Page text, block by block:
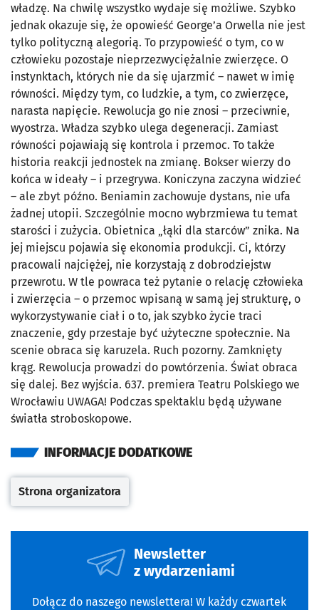
władzę. Na chwilę wszystko wydaje się możliwe. Szybko
jednak okazuje się, że opowieść George’a Orwella nie jest
tylko polityczną alegorią. To przypowieść o tym, co w
człowieku pozostaje nieprzezwyciężalnie zwierzęce. O
instynktach, których nie da się ujarzmić – nawet w imię
równości. Między tym, co ludzkie, a tym, co zwierzęce,
narasta napięcie. Rewolucja go nie znosi – przeciwnie,
wyostrza. Władza szybko ulega degeneracji. Zamiast
równości pojawiają się kontrola i przemoc. To także
historia reakcji jednostek na zmianę. Bokser wierzy do
końca w ideały – i przegrywa. Koniczyna zaczyna widzieć
– ale zbyt późno. Beniamin zachowuje dystans, nie ufa
żadnej utopii. Szczególnie mocno wybrzmiewa tu temat
starości i zużycia. Obietnica „łąki dla starców” znika. Na
jej miejscu pojawia się ekonomia produkcji. Ci, którzy
pracowali najciężej, nie korzystają z dobrodziejstw
przewrotu. W tle powraca też pytanie o relację człowieka
i zwierzęcia – o przemoc wpisaną w samą jej strukturę, o
wykorzystywanie ciał i o to, jak szybko życie traci
znaczenie, gdy przestaje być użyteczne społecznie. Na
scenie obraca się karuzela. Ruch pozorny. Zamknięty
krąg. Rewolucja prowadzi do powtórzenia. Świat obraca
się dalej. Bez wyjścia. 637. premiera Teatru Polskiego we
Wrocławiu UWAGA! Podczas spektaklu będą używane
światła stroboskopowe.
INFORMACJE DODATKOWE
Otwiera się w nowej karcie
Strona organizatora
Newsletter
z wydarzeniami
Dołącz do naszego newslettera! W każdy czwartek